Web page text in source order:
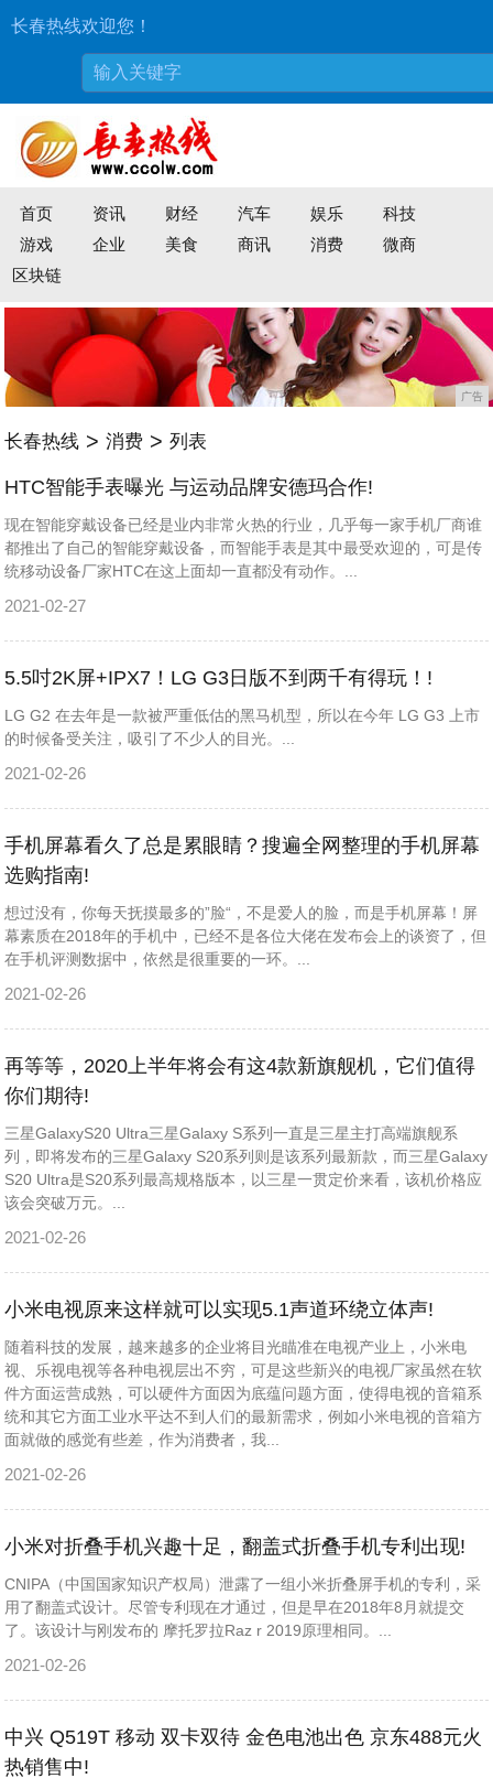
长春热线欢迎您！
首页 资讯 财经 汽车 娱乐
科技
游戏
企业 美食 商讯 消费
微商
区块链
广告
长春热线 > 消费 > 列表
HTC智能手表曝光 与运动品牌安德玛合作!
现在智能穿戴设备已经是业内非常火热的行业，几乎每一家手机厂商谁
都推出了自己的智能穿戴设备，而智能手表是其中最受欢迎的，可是传
统移动设备厂家HTC在这上面却一直都没有动作。...
2021-02-27
5.5吋2K屏+IPX7！LG G3日版不到两千有得玩！!
LG G2 在去年是一款被严重低估的黑马机型，所以在今年 LG G3 上市
的时候备受关注，吸引了不少人的目光。...
2021-02-26
手机屏幕看久了总是累眼睛？搜遍全网整理的手机屏幕
选购指南!
想过没有，你每天抚摸最多的”脸“，不是爱人的脸，而是手机屏幕！屏
幕素质在2018年的手机中，已经不是各位大佬在发布会上的谈资了，但
在手机评测数据中，依然是很重要的一环。...
2021-02-26
再等等，2020上半年将会有这4款新旗舰机，它们值得
你们期待!
三星GalaxyS20 Ultra三星Galaxy S系列一直是三星主打高端旗舰系
列，即将发布的三星Galaxy S20系列则是该系列最新款，而三星Galaxy
S20 Ultra是S20系列最高规格版本，以三星一贯定价来看，该机价格应
该会突破万元。...
2021-02-26
小米电视原来这样就可以实现5.1声道环绕立体声!
随着科技的发展，越来越多的企业将目光瞄准在电视产业上，小米电
视、乐视电视等各种电视层出不穷，可是这些新兴的电视厂家虽然在软
件方面运营成熟，可以硬件方面因为底蕴问题方面，使得电视的音箱系
统和其它方面工业水平达不到人们的最新需求，例如小米电视的音箱方
面就做的感觉有些差，作为消费者，我...
2021-02-26
小米对折叠手机兴趣十足，翻盖式折叠手机专利出现!
CNIPA（中国国家知识产权局）泄露了一组小米折叠屏手机的专利，采
用了翻盖式设计。尽管专利现在才通过，但是早在2018年8月就提交
了。​该设计与刚发布的 摩托罗拉Raz r 2019原理相同。...
2021-02-26
中兴 Q519T 移动 双卡双待 金色电池出色 京东488元火
热销售中!